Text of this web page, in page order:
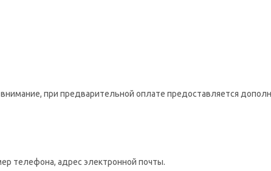
при предварительной оплате предоставляется
телефона, адрес электронной почты.